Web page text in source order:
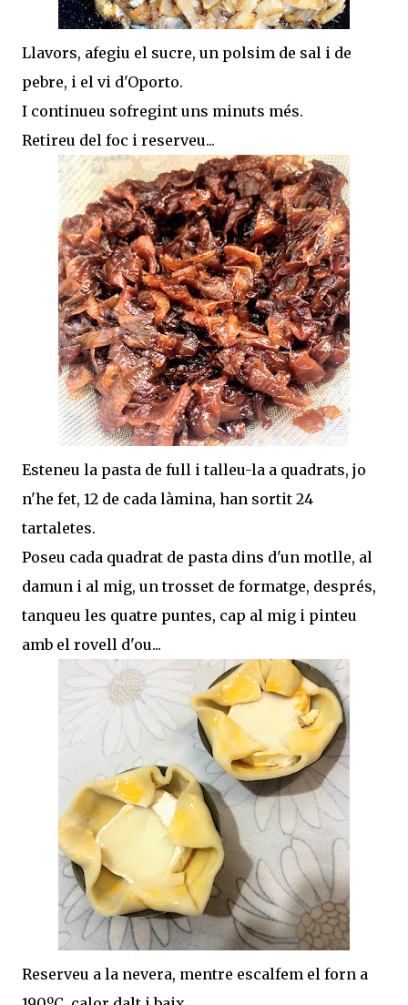
Llavors, afegiu el sucre, un polsim de sal i de
pebre, i el vi d'Oporto.
I continueu sofregint uns minuts més.
Retireu del foc i reserveu...
Esteneu la pasta de full i talleu-la a quadrats, jo
n'he fet, 12 de cada làmina, han sortit 24
tartaletes.
Poseu cada quadrat de pasta dins d'un motlle, al
damun i al mig, un trosset de formatge, després,
tanqueu les quatre puntes, cap al mig i pinteu
amb el rovell d'ou...
Reserveu a la nevera, mentre escalfem el forn a